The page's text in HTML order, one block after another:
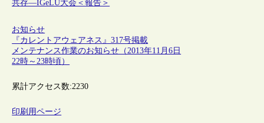
共存―IGeLU大会＜報告＞
お知らせ
『カレントアウェアネス』317号掲載
メンテナンス作業のお知らせ（2013年11月6日
22時～23時頃）
累計アクセス数:2230
印刷用ページ